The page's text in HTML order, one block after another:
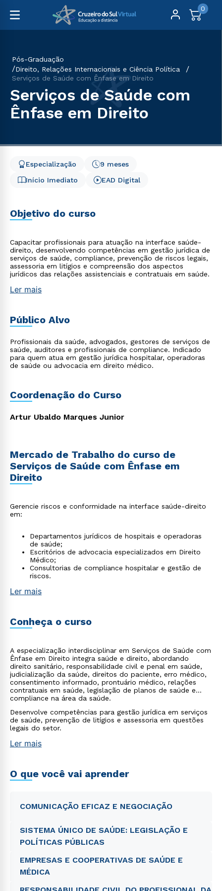
0
Pós-Graduação
Direito, Relações Internacionais e Ciência Política
Serviços de Saúde com Ênfase em Direito
Serviços de Saúde com
Ênfase em Direito
Início Imediato
9 meses
Especialização
EAD Digital
Objetivo do curso
Capacitar profissionais para atuação na interface saúde-
direito, desenvolvendo competências em gestão jurídica de
serviços de saúde, compliance, prevenção de riscos legais,
assessoria em litígios e compreensão dos aspectos
jurídicos das relações assistenciais e contratuais em saúde.
Ler mais
Público Alvo
Profissionais da saúde, advogados, gestores de serviços de
saúde, auditores e profissionais de compliance. Indicado
para quem atua em gestão jurídica hospitalar, operadoras
de saúde ou advocacia em direito médico.
Coordenação do Curso
Artur Ubaldo Marques Junior
Mercado de Trabalho do curso de
Serviços de Saúde com Ênfase em
Direito
Gerencie riscos e conformidade na interface saúde-direito
em:
Departamentos jurídicos de hospitais e operadoras
de saúde;
Escritórios de advocacia especializados em Direito
Médico;
Consultorias de compliance hospitalar e gestão de
riscos.
Ler mais
Conheça o curso
A especialização interdisciplinar em Serviços de Saúde com
Ênfase em Direito integra saúde e direito, abordando
direito sanitário, responsabilidade civil e penal em saúde,
judicialização da saúde, direitos do paciente, erro médico,
consentimento informado, prontuário médico, relações
contratuais em saúde, legislação de planos de saúde e
compliance na área da saúde.
Desenvolve competências para gestão jurídica em serviços
de saúde, prevenção de litígios e assessoria em questões
legais do setor.
Ler mais
O que você vai aprender
COMUNICAÇÃO EFICAZ E NEGOCIAÇÃO
SISTEMA ÚNICO DE SAÚDE: LEGISLAÇÃO E
POLÍTICAS PÚBLICAS
EMPRESAS E COOPERATIVAS DE SAÚDE E
MÉDICA